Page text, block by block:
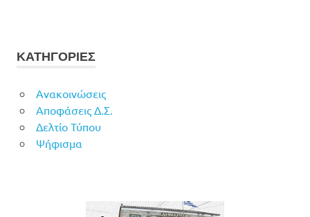
ΚΑΤΗΓΟΡΙΕΣ
Ανακοινώσεις
Αποφάσεις Δ.Σ.
Δελτίο Τύπου
Ψήφισμα